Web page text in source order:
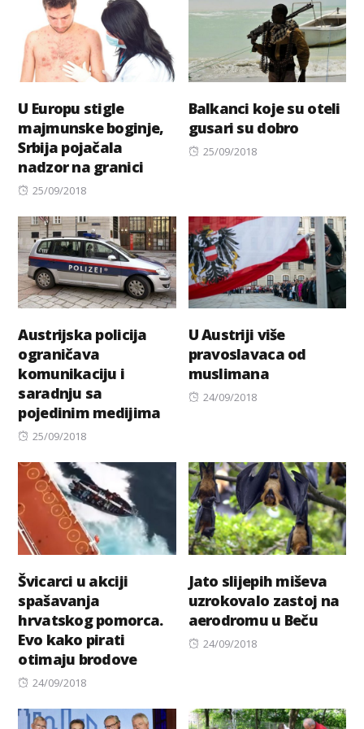
U Europu stigle
majmunske boginje,
Srbija pojačala
nadzor na granici
Posted
25/09/2018
Balkanci koje su oteli
gusari su dobro
Posted
25/09/2018
Austrijska policija
ograničava
komunikaciju i
saradnju sa
pojedinim medijima
Posted
25/09/2018
U Austriji više
pravoslavaca od
muslimana
Posted
24/09/2018
Švicarci u akciji
spašavanja
hrvatskog pomorca.
Evo kako pirati
otimaju brodove
Posted
24/09/2018
Jato slijepih miševa
uzrokovalo zastoj na
aerodromu u Beču
Posted
24/09/2018